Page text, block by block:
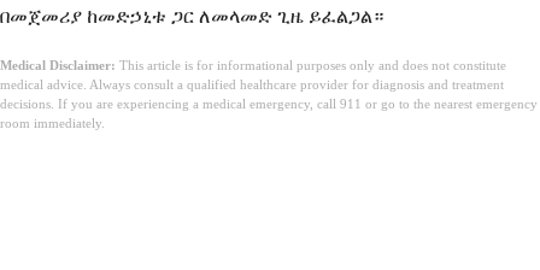
በመጀመሪያ ከመድኃኒቱ ጋር ለመላመድ ጊዜ ይፈልጋል።
Medical Disclaimer: This article is for informational purposes only and does not constitute
medical advice. Always consult a qualified healthcare provider for diagnosis and treatment
decisions. If you are experiencing a medical emergency, call 911 or go to the nearest emergency
room immediately.